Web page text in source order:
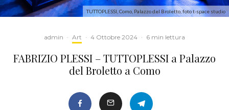
TUTTOPLESSI, Como, Palazzo del Broletto, foto t-space studio
admin · Art · 4 Ottobre 2024 · 6 min lettura
FABRIZIO PLESSI – TUTTOPLESSI a Palazzo
del Broletto a Como